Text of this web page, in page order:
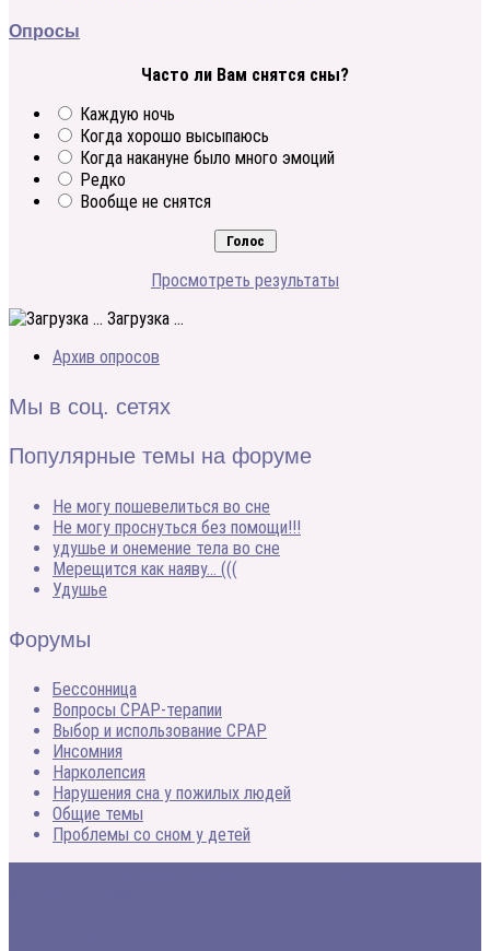
Опросы
Часто ли Вам снятся сны?
Каждую ночь
Когда хорошо высыпаюсь
Когда накануне было много эмоций
Редко
Вообще не снятся
Просмотреть результаты
Загрузка ...
Архив опросов
Мы в соц. сетях
Популярные темы на форуме
Не могу пошевелиться во сне
Не могу проснуться без помощи!!!
удушье и онемение тела во сне
Мерещится как наяву… (((
Удушье
Форумы
Бессонница
Вопросы CPAP-терапии
Выбор и использование CPAP
Инсомния
Нарколепсия
Нарушения сна у пожилых людей
Общие темы
Проблемы со сном у детей